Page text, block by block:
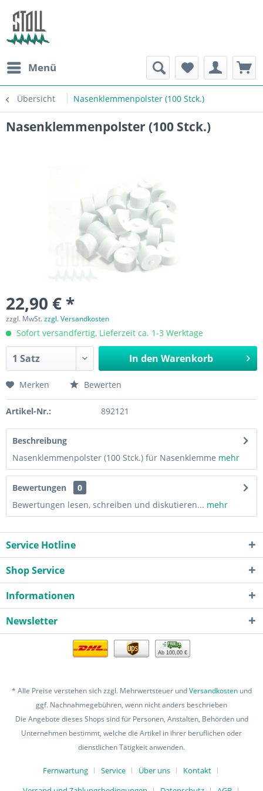
Menü
Übersicht Nasenklemmenpolster (100 Stck.)
Nasenklemmenpolster (100 Stck.)
22,90 € *
zzgl. MwSt.zzgl. Versandkosten
Sofort versandfertig, Lieferzeit ca. 1-3 Werktage
In den Warenkorb
Merken Bewerten
Artikel-Nr.: 892121
Beschreibung
Nasenklemmenpolster (100 Stck.) für Nasenklemme mehr
Bewertungen
0
Bewertungen lesen, schreiben und diskutieren... mehr
Service Hotline
Shop Service
Informationen
Newsletter
Ab 100,00 €
* Alle Preise verstehen sich zzgl. Mehrwertsteuer undVersandkostenund
ggf. Nachnahmegebühren, wenn nicht anders beschrieben
Die Angebote dieses Shops sind für Personen, Anstalten, Behörden und
Unternehmen bestimmt, welche die Artikel in ihrer beruflichen oder
dienstlichen Tätigkeit anwenden.
Fernwartung Service Über uns
Kontakt